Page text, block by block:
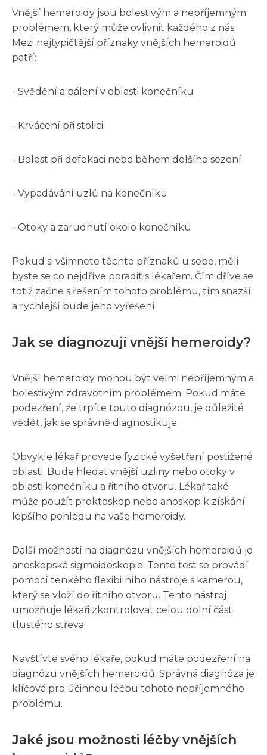
Vnější hemeroidy jsou bolestivým a nepříjemným
problémem, který může ovlivnit každého z nás.
Mezi nejtypičtější příznaky vnějších hemeroidů
patří:
- Svědění a pálení v oblasti konečníku
- Krvácení při stolici
- Bolest při defekaci nebo během delšího sezení
- Vypadávání uzlů na konečníku
- Otoky a zarudnutí okolo konečníku
Pokud si všimnete těchto příznaků u sebe, měli
byste se co nejdříve poradit s lékařem. Čím dříve se
totiž začne s řešením tohoto problému, tím snazší
a rychlejší bude jeho vyřešení.
Jak se diagnozují vnější hemeroidy?
Vnější hemeroidy mohou být velmi nepříjemným a
bolestivým zdravotním problémem. Pokud máte
podezření, že trpíte touto diagnózou, je důležité
vědět, jak se správně diagnostikuje.
Obvykle lékař provede fyzické vyšetření postižené
oblasti. Bude hledat vnější uzliny nebo otoky v
oblasti konečníku a řitního otvoru. Lékař také
může použít proktoskop nebo anoskop k získání
lepšího pohledu na vaše hemeroidy.
Další možností na diagnózu vnějších hemeroidů je
anoskopská sigmoidoskopie. Tento test se provádí
pomocí tenkého flexibilního nástroje s kamerou,
který se vloží do řitního otvoru. Tento nástroj
umožňuje lékaři zkontrolovat celou dolní část
tlustého střeva.
Navštívte svého lékaře, pokud máte podezření na
diagnózu vnějších hemeroidů. Správná diagnóza je
klíčová pro účinnou léčbu tohoto nepříjemného
problému.
Jaké jsou možnosti léčby vnějších